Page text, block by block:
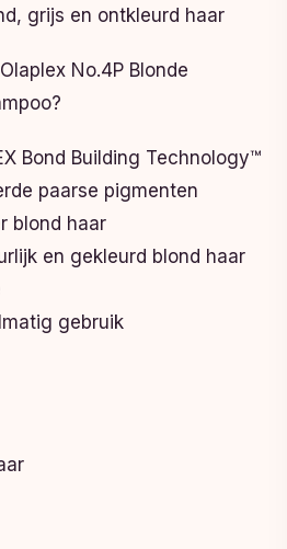
grijs en ontkleurd haar
No.4P Blonde
Bond Building Technology™
paarse pigmenten
blond haar
en gekleurd blond haar
gebruik